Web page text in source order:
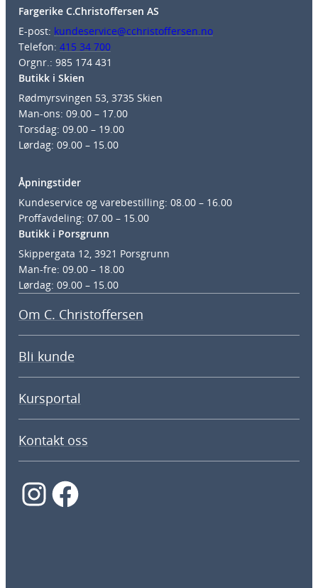
Fargerike C.Christoffersen AS
E-post: kundeservice@cchristoffersen.no
Telefon: 415 34 700
Orgnr.: 985 174 431
Butikk i Skien
Rødmyrsvingen 53, 3735 Skien
Man-ons: 09.00 – 17.00
Torsdag: 09.00 – 19.00
Lørdag: 09.00 – 15.00
Åpningstider
Kundeservice og varebestilling: 08.00 – 16.00
Proffavdeling: 07.00 – 15.00
Butikk i Porsgrunn
Skippergata 12, 3921 Porsgrunn
Man-fre: 09.00 – 18.00
Lørdag: 09.00 – 15.00
Om C. Christoffersen
Bli kunde
Kursportal
Kontakt oss
InstagramFacebook